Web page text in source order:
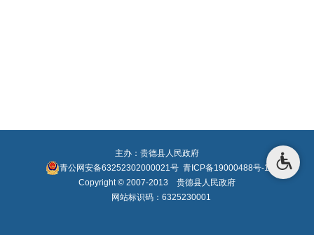
主办：贵德县人民政府
青公网安备63252302000021号 青ICP备19000488号-1
Copyright © 2007-2013 贵德县人民政府
网站标识码：6325230001